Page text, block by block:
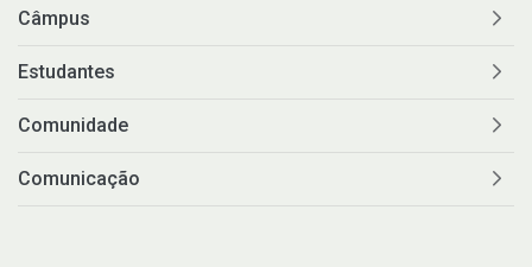
Câmpus
Estudantes
Comunidade
Comunicação